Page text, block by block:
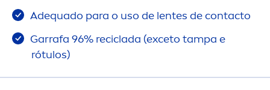
Adequado para o uso de lentes de contacto
Garrafa 96% reciclada (exceto tampa e
rótulos)